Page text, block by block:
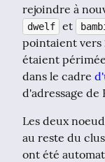
dwelf et
pointaient vers
étaient
dans le cadre
d'adressage de
Les deux
au reste du
ont été